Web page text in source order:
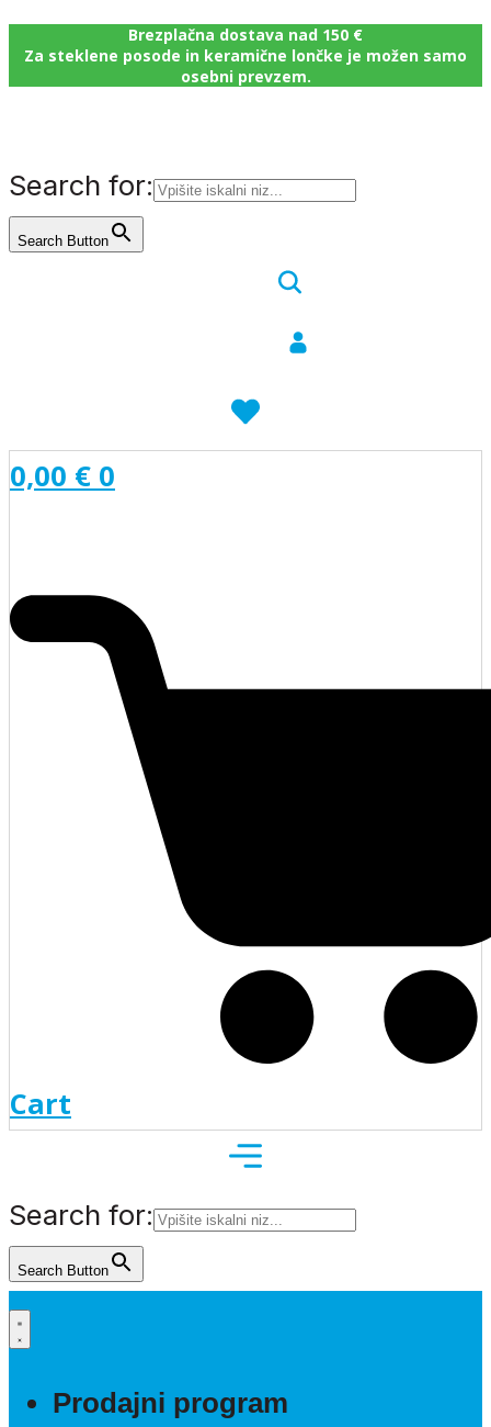
Brezplačna dostava nad 150 €
Za steklene posode in keramične lončke je možen samo
osebni prevzem.
Search for:
Search Button
0,00 € 0
Cart
Search for:
Search Button
Prodajni program